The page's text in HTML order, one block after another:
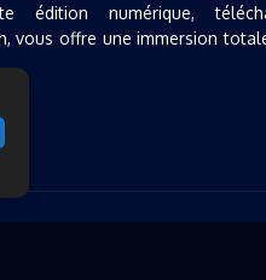
numérique,
vous offre une immersion